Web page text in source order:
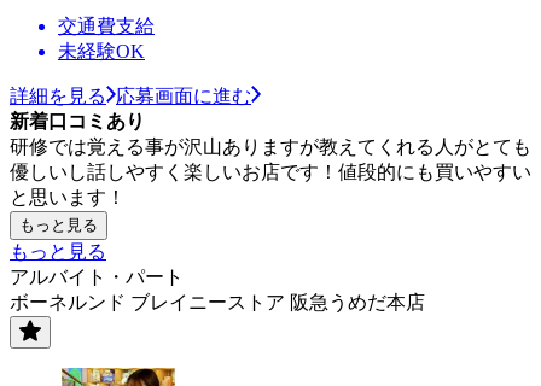
交通費支給
未経験OK
詳細を見る
応募画面に進む
新着口コミあり
研修では覚える事が沢山ありますが教えてくれる人がとても
優しいし話しやすく楽しいお店です！値段的にも買いやすい
と思います！
もっと見る
もっと見る
アルバイト・パート
ボーネルンド ブレイニーストア 阪急うめだ本店